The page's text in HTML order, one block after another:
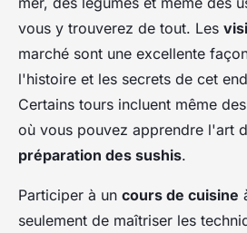
vous y trouverez de tout. Les
marché sont une excellente
l'histoire et les secrets de cet
Certains tours incluent même des
où vous pouvez apprendre l'art
préparation des sushis.
Participer à un cours de cuisine
seulement de maîtriser les